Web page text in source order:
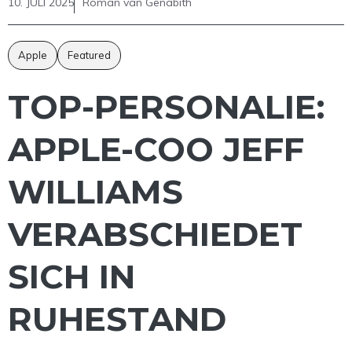
Apple Featured
TOP-PERSONALIE:
APPLE-COO JEFF
WILLIAMS
VERABSCHIEDET
SICH IN
RUHESTAND